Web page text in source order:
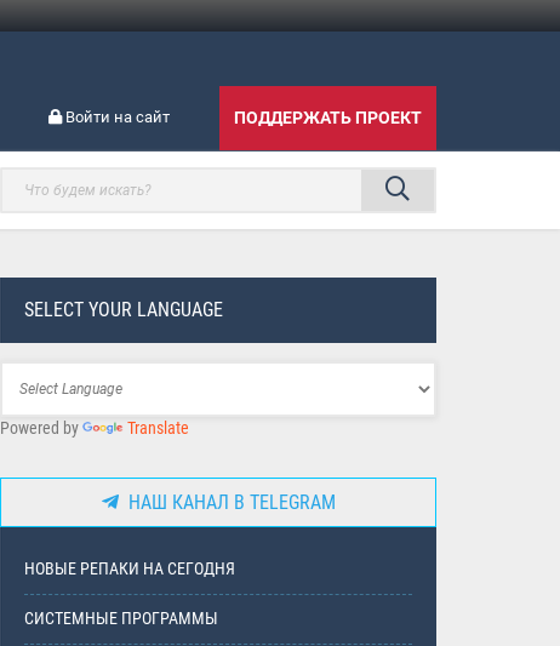
Войти на сайт ПОДДЕРЖАТЬ ПРОЕКТ
SELECT YOUR LANGUAGE
Powered by Translate
НАШ КАНАЛ В TELEGRAM
НОВЫЕ РЕПАКИ НА СЕГОДНЯ
СИСТЕМНЫЕ ПРОГРАММЫ